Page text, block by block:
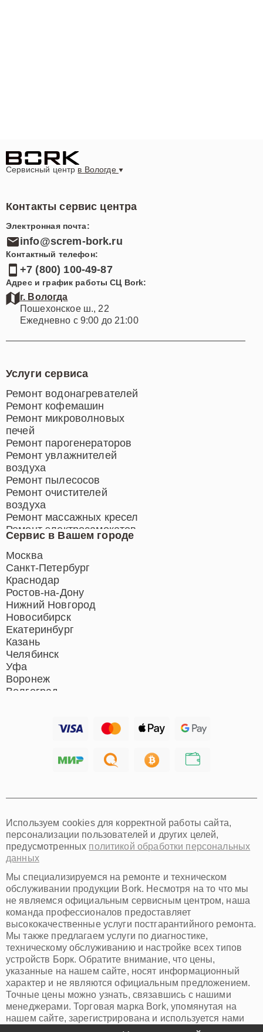
Сервисный центр в Вологде
Контакты сервис центра
Электронная почта:
info@screm-bork.ru
Контактный телефон:
+7 (800) 100-49-87
Адрес и график работы СЦ Bork:
г. Вологда
Пошехонское ш., 22
Ежедневно с 9:00 до 21:00
Сервис в Вашем городе
Москва
Санкт-Петербург
Краснодар
Ростов-на-Дону
Нижний Новгород
Новосибирск
Екатеринбург
Казань
Челябинск
Уфа
Воронеж
Волгоград
Хабаровск
Иркутск
Омск
Красноярск
Пермь
Ульяновск
Киров
Архангельск
Астрахань
Белгород
Благовещенск
Брянск
Владивосток
Владикавказ
Владимир
Волжский
Вологда
Грозный
Иваново
Услуги сервиса
Ремонт водонагревателей
Ремонт кофемашин
Ремонт микроволновых
печей
Ремонт парогенераторов
Ремонт увлажнителей
воздуха
Ремонт пылесосов
Ремонт очистителей
воздуха
Ремонт массажных кресел
Ремонт электросамокатов
Ремонт индукционных плит
Ремонт роботов-пылесосов
Ремонт гладильных систем
Ремонт отпаривателей
Ремонт вертикальных
пылесосов
Используем cookies для корректной работы сайта,
персонализации пользователей и других целей,
предусмотренных политикой обработки персональных
данных
Мы специализируемся на ремонте и техническом
обслуживании продукции Bork. Несмотря на то что мы
не являемся официальным сервисным центром, наша
команда профессионалов предоставляет
высококачественные услуги постгарантийного ремонта.
Мы также предлагаем услуги по диагностике,
техническому обслуживанию и настройке всех типов
устройств Борк. Обратите внимание, что цены,
указанные на нашем сайте, носят информационный
характер и не являются официальным предложением.
Точные цены можно узнать, связавшись с нашими
менеджерами. Торговая марка Bork, упомянутая на
нашем сайте, зарегистрирована и используется нами
исключительно для информационных целей.